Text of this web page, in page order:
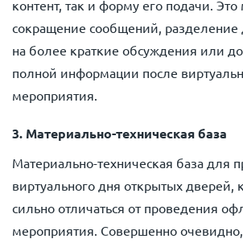
контент, так и форму его подачи. Это
сокращение сообщений, разделение
на более краткие обсуждения или
полной информации после
мероприятия.
3. Материально-техническая база
Материально-техническая база для
виртуального дня открытых дверей,
сильно отличаться от проведения
мероприятия. Совершенно